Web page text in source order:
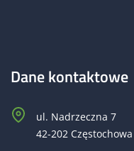
Dane kontaktowe
ul. Nadrzeczna 7
42-202 Częstochowa